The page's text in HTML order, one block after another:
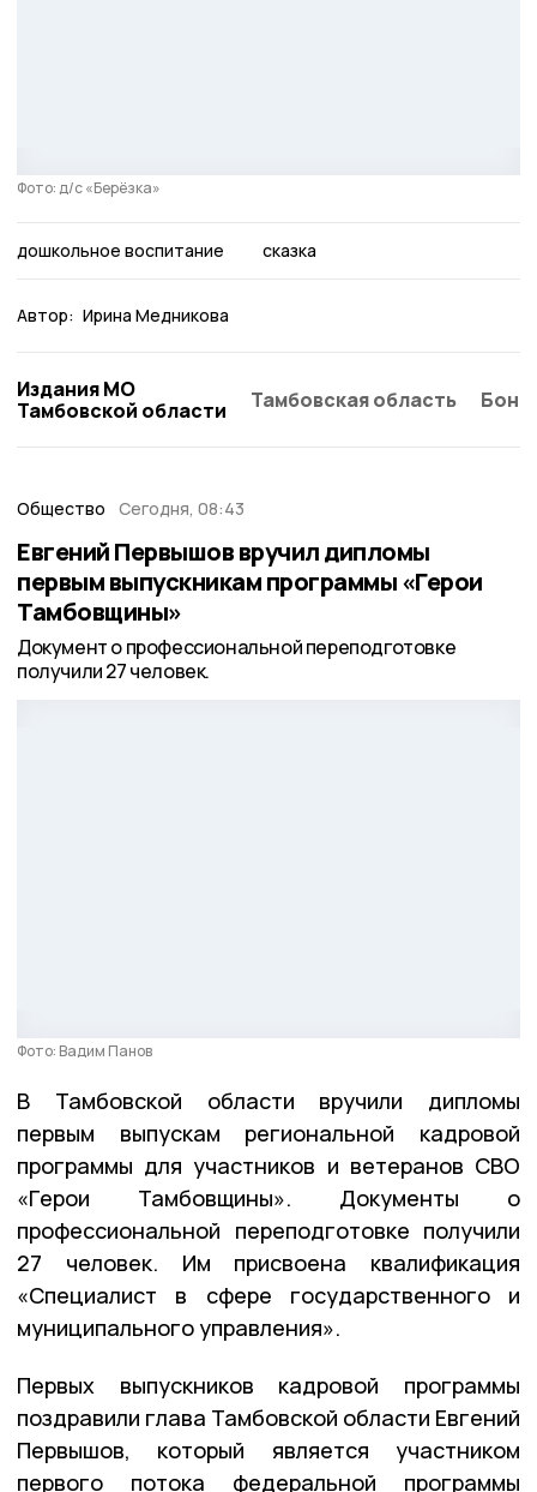
Фото: д/с «Берёзка»
дошкольное воспитание сказка
Автор: Ирина Медникова
Издания МО
Тамбовской области
Тамбовская область
Общество Сегодня, 08:43
Евгений Первышов вручил дипломы
первым выпускникам программы «Герои
Тамбовщины»
Документ о профессиональной переподготовке
получили 27 человек.
Фото: Вадим Панов
В Тамбовской области вручили дипломы
первым выпускам региональной кадровой
программы для участников и ветеранов СВО
«Герои Тамбовщины». Документы о
профессиональной переподготовке получили
27 человек. Им присвоена квалификация
«Специалист в сфере государственного и
муниципального управления».
Первых выпускников кадровой программы
поздравили глава Тамбовской области Евгений
Первышов, который является участником
первого потока федеральной программы